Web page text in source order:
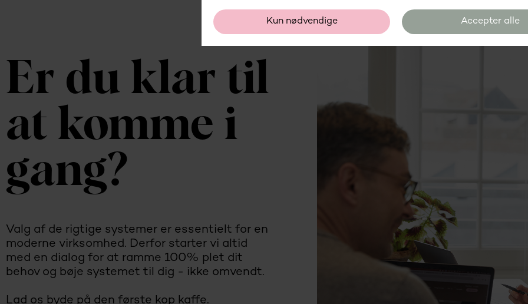
Er du klar til
at komme i
gang?
Valg af de rigtige systemer er essentielt for en
moderne virksomhed. Derfor starter vi altid
med en dialog for at ramme 100% plet dit
behov og bøje systemet til dig - ikke omvendt.
Lad os byde på den første kop kaffe.